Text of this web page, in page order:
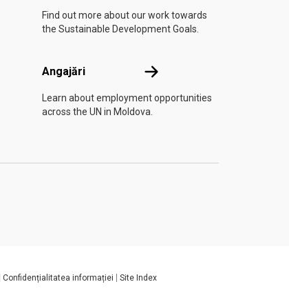
Find out more about our work towards
the Sustainable Development Goals.
Angajări Angajări
Learn about employment opportunities
across the UN in Moldova.
Confidențialitatea informației
Site Index